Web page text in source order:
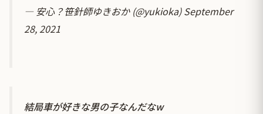
— 安心？笹針師ゆきおか (@yukioka)September
28, 2021
結局車が好きな男の子なんだなw